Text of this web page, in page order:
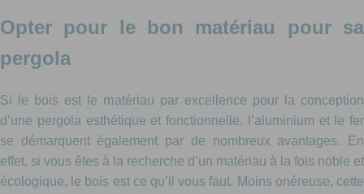
Opter pour le bon matériau pour sa
pergola
Si le bois est le matériau par excellence pour la conception
d’une pergola esthétique et fonctionnelle, l’aluminium et le fer
se démarquent également par de nombreux avantages. En
effet, si vous êtes à la recherche d’un matériau à la fois noble et
écologique, le bois est ce qu’il vous faut. Moins onéreuse, cette